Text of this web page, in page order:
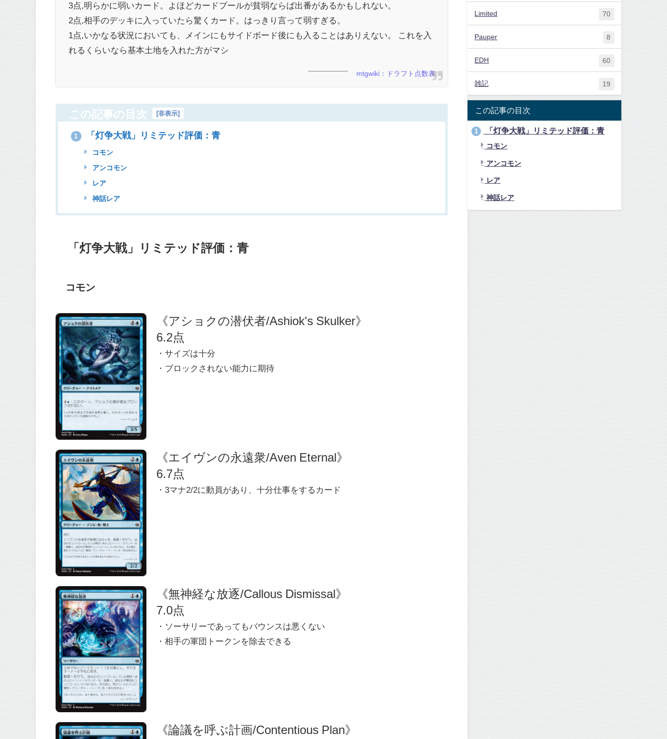
3点,明らかに弱いカード。よほどカードプールが貧弱ならば出番があるかもしれない。
2点,相手のデッキに入っていたら驚くカード。はっきり言って弱すぎる。
1点,いかなる状況においても、メインにもサイドボード後にも入ることはありえない。 これを入
れるくらいなら基本土地を入れた方がマシ
mtgwiki：ドラフト点数表
この記事の目次 [非表示]
1 「灯争大戦」リミテッド評価：青
コモン
アンコモン
レア
神話レア
「灯争大戦」リミテッド評価：青
コモン
《アショクの潜伏者/Ashiok's Skulker》
6.2点
・サイズは十分
・ブロックされない能力に期待
《エイヴンの永遠衆/Aven Eternal》
6.7点
・3マナ2/2に動員があり、十分仕事をするカード
《無神経な放逐/Callous Dismissal》
7.0点
・ソーサリーであってもバウンスは悪くない
・相手の軍団トークンを除去できる
《論議を呼ぶ計画/Contentious Plan》
Limited 70
Pauper 8
EDH 60
雑記 19
この記事の目次
1 「灯争大戦」リミテッド評価：青
コモン
アンコモン
レア
神話レア